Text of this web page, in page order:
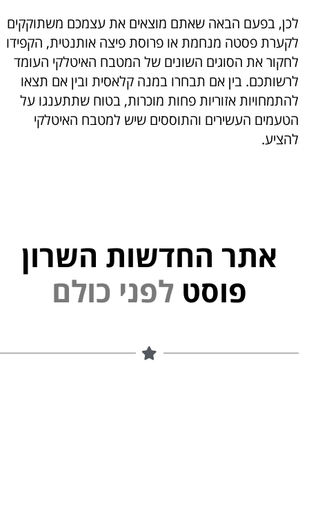
לכן, בפעם הבאה שאתם מוצאים את עצמכם משתוקקים
לקערת פסטה מנחמת או פרוסת פיצה אותנטית, הקפידו
לחקור את הסוגים השונים של המטבח האיטלקי העומד
לרשותכם. בין אם תבחרו במנה קלאסית ובין אם תצאו
להתמחויות אזוריות פחות מוכרות, בטוח שתתענגו על
הטעמים העשירים והתוססים שיש למטבח האיטלקי
להציע.
אתר החדשות השרון
פוסט